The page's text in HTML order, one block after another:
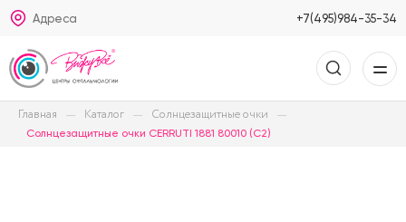
Адреса +7(495)984-35-34
Главная Каталог Солнцезащитные очки
Солнцезащитные очки CERRUTI 1881 80010 (C2)